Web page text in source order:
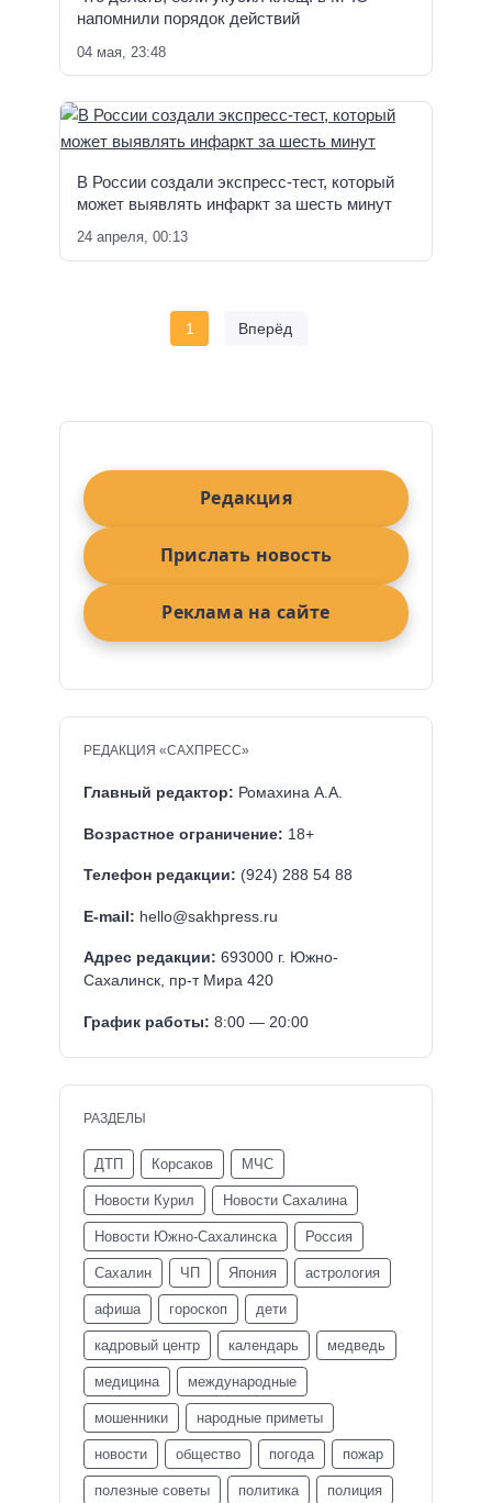
напомнили порядок действий
04 мая, 23:48
В России создали экспресс-тест, который
может выявлять инфаркт за шесть минут
24 апреля, 00:13
1 Вперёд
Редакция
Прислать новость
Реклама на сайте
РЕДАКЦИЯ «САХПРЕСС»
Главный редактор: Ромахина А.А.
Возрастное ограничение: 18+
Телефон редакции: (924) 288 54 88
E-mail: hello@sakhpress.ru
Адрес редакции: 693000 г. Южно-
Сахалинск, пр-т Мира 420
График работы: 8:00 — 20:00
РАЗДЕЛЫ
ДТП Корсаков МЧС
Новости Курил Новости Сахалина
Новости Южно-Сахалинска Россия
Сахалин ЧП Япония астрология
афиша гороскоп дети
кадровый центр календарь медведь
медицина международные
мошенники народные приметы
новости общество погода пожар
полезные советы политика полиция